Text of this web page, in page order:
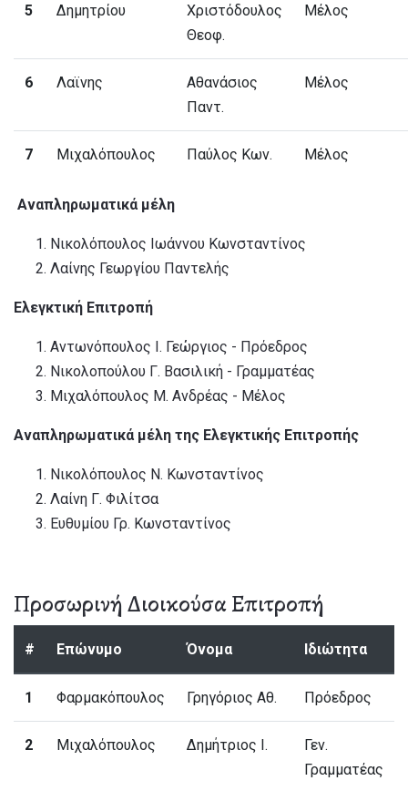
5 Δημητρίου
Χριστόδουλος
Θεοφ.
Μέλος
6 Λαϊνης
Αθανάσιος
Παντ.
Μέλος
7 Μιχαλόπουλος Παύλος Κων. Μέλος
Αναπληρωματικά μέλη
Νικολόπουλος Ιωάννου Κωνσταντίνος
Λαίνης Γεωργίου Παντελής
Ελεγκτική Επιτροπή
Αντωνόπουλος Ι. Γεώργιος - Πρόεδρος
Νικολοπούλου Γ. Βασιλική - Γραμματέας
Μιχαλόπουλος Μ. Ανδρέας - Μέλος
Αναπληρωματικά μέλη της Ελεγκτικής Επιτροπής
Νικολόπουλος Ν. Κωνσταντίνος
Λαίνη Γ. Φιλίτσα
Ευθυμίου Γρ. Κωνσταντίνος
Προσωρινή Διοικούσα Επιτροπή
# Επώνυμο Όνομα Ιδιώτητα
1 Φαρμακόπουλος Γρηγόριος Αθ. Πρόεδρος
2 Μιχαλόπουλος Δημήτριος Ι.
Γεν.
Γραμματέας